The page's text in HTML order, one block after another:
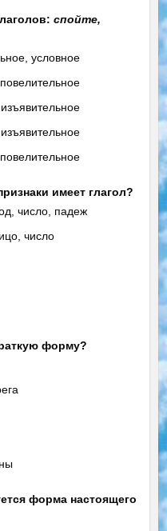
спойте,
условное
имеет глагол?
число, падеж
число
форму?
форма настоящего